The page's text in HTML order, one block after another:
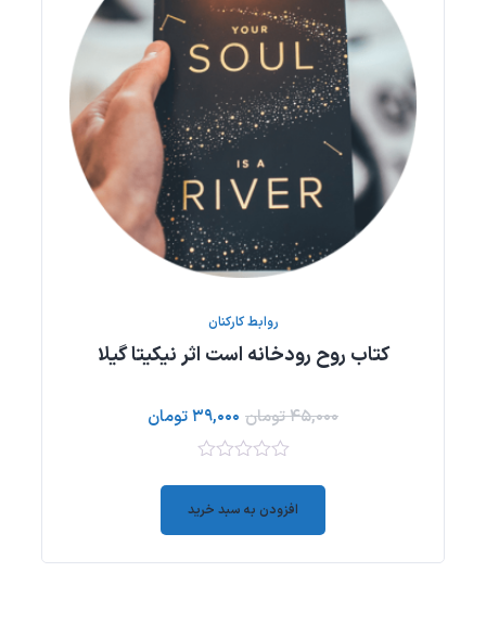
روابط کارکنان
کتاب روح رودخانه است اثر نیکیتا گیلا
۴۵,۰۰۰تومان ۳۹,۰۰۰تومان
of
افزودن به سبد خرید